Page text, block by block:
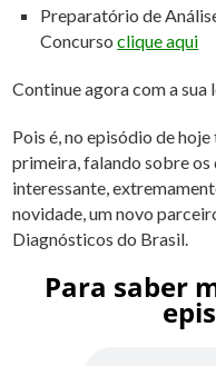
Preparatório de
Concursoclique aqui
Continue agora com a sua
Pois é, no episódio de
primeira, falando sobre
interessante,
novidade, um novo
Diagnósticos do Brasil.
Para saber